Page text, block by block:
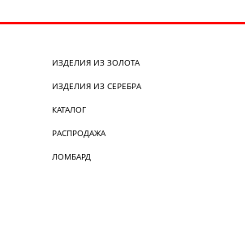
ИЗДЕЛИЯ ИЗ ЗОЛОТА
ИЗДЕЛИЯ ИЗ СЕРЕБРА
КАТАЛОГ
РАСПРОДАЖА
ЛОМБАРД